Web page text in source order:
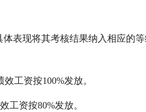
表现将其考核结果纳入相应的
工资按100%发放。
工资按80%发放。